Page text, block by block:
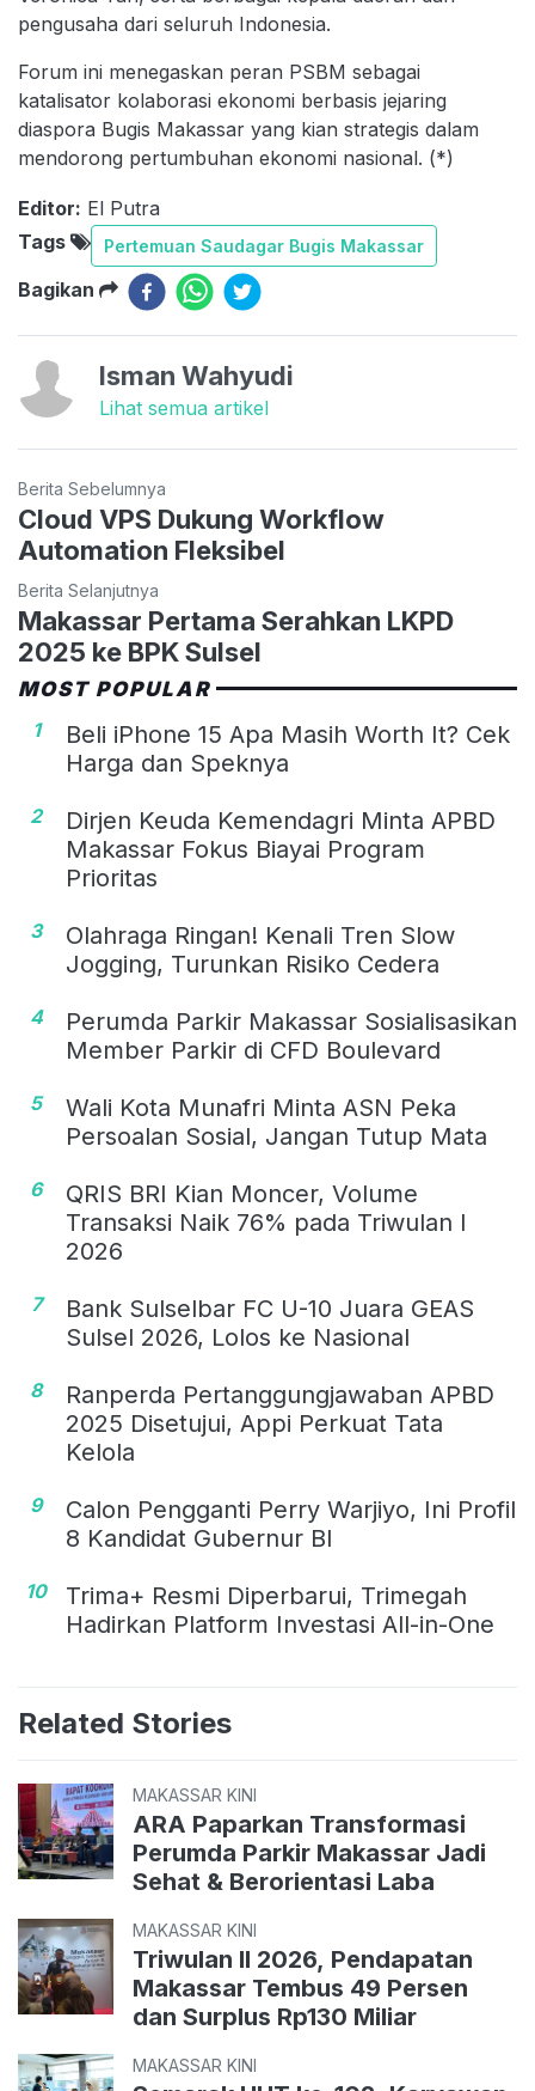
pengusaha dari seluruh Indonesia.
Forum ini menegaskan peran PSBM sebagai
katalisator kolaborasi ekonomi berbasis jejaring
diaspora Bugis Makassar yang kian strategis dalam
mendorong pertumbuhan ekonomi nasional. (*)
Editor: El Putra
Tags
Pertemuan Saudagar Bugis Makassar
Bagikan
Isman Wahyudi
Lihat semua artikel
Berita Sebelumnya
Cloud VPS Dukung Workflow
Automation Fleksibel
Berita Selanjutnya
Makassar Pertama Serahkan LKPD
2025 ke BPK Sulsel
MOST POPULAR
1
Beli iPhone 15 Apa Masih Worth It? Cek
Harga dan Speknya
2
Dirjen Keuda Kemendagri Minta APBD
Makassar Fokus Biayai Program
Prioritas
3
Olahraga Ringan! Kenali Tren Slow
Jogging, Turunkan Risiko Cedera
4
Perumda Parkir Makassar Sosialisasikan
Member Parkir di CFD Boulevard
5
Wali Kota Munafri Minta ASN Peka
Persoalan Sosial, Jangan Tutup Mata
6
QRIS BRI Kian Moncer, Volume
Transaksi Naik 76% pada Triwulan I
2026
7
Bank Sulselbar FC U-10 Juara GEAS
Sulsel 2026, Lolos ke Nasional
8
Ranperda Pertanggungjawaban APBD
2025 Disetujui, Appi Perkuat Tata
Kelola
9
Calon Pengganti Perry Warjiyo, Ini Profil
8 Kandidat Gubernur BI
10
Trima+ Resmi Diperbarui, Trimegah
Hadirkan Platform Investasi All-in-One
Related Stories
MAKASSAR KINI
ARA Paparkan Transformasi
Perumda Parkir Makassar Jadi
Sehat & Berorientasi Laba
MAKASSAR KINI
Triwulan II 2026, Pendapatan
Makassar Tembus 49 Persen
dan Surplus Rp130 Miliar
MAKASSAR KINI